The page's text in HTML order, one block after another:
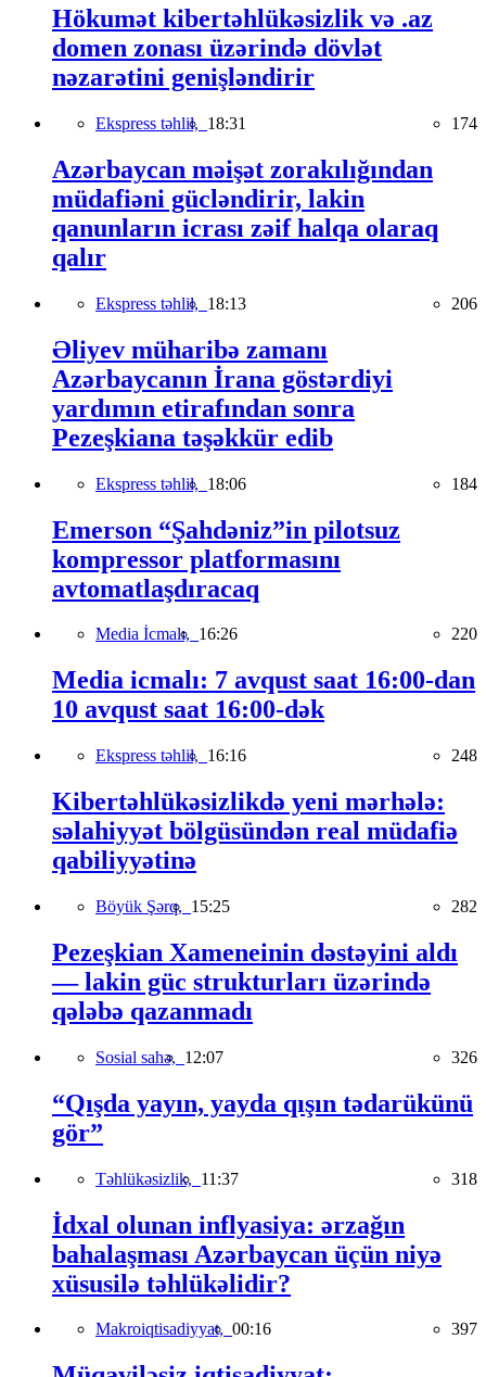
Hökumət kibertəhlükəsizlik və .az
domen zonası üzərində dövlət
nəzarətini genişləndirir
Ekspress təhlil, 18:31 174
Azərbaycan məişət zorakılığından
müdafiəni gücləndirir, lakin
qanunların icrası zəif halqa olaraq
qalır
Ekspress təhlil, 18:13 206
Əliyev müharibə zamanı
Azərbaycanın İrana göstərdiyi
yardımın etirafından sonra
Pezeşkiana təşəkkür edib
Ekspress təhlil, 18:06 184
Emerson “Şahdəniz”in pilotsuz
kompressor platformasını
avtomatlaşdıracaq
Media İcmalı, 16:26 220
Media icmalı: 7 avqust saat 16:00-dan
10 avqust saat 16:00-dək
Ekspress təhlil, 16:16 248
Kibertəhlükəsizlikdə yeni mərhələ:
səlahiyyət bölgüsündən real müdafiə
qabiliyyətinə
Böyük Şərq, 15:25 282
Pezeşkian Xameneinin dəstəyini aldı
— lakin güc strukturları üzərində
qələbə qazanmadı
Sosial sahə, 12:07 326
“Qışda yayın, yayda qışın tədarükünü
gör”
Təhlükəsizlik, 11:37 318
İdxal olunan inflyasiya: ərzağın
bahalaşması Azərbaycan üçün niyə
xüsusilə təhlükəlidir?
Makroiqtisadiyyat, 00:16 397